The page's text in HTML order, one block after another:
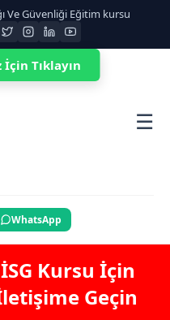
Ve Güvenliği Eğitim kursu
☰
WhatsApp
Kursu İçin
Geçin
İçin Tıklayın